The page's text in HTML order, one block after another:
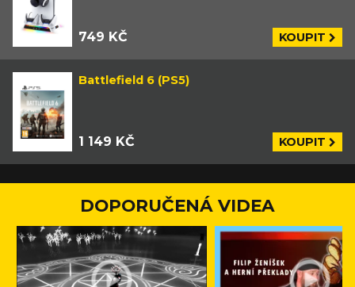
749 KČ KOUPIT
Battlefield 6 (PS5)
1 149 KČ KOUPIT
DOPORUČENÁ VIDEA